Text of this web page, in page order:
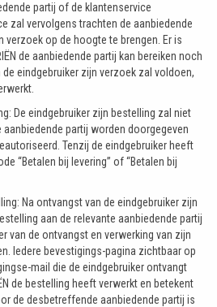
partij of de klantenservice
zal vervolgens trachten de aanbiedende
verzoek op de hoogte te brengen. Er is
de aanbiedende partij kan bereiken noch
eindgebruiker zijn verzoek zal voldoen,
De eindgebruiker zijn bestelling zal niet
partij worden doorgegeven
Tenzij de eindgebruiker heeft
“Betalen bij levering” of “Betalen bij
Na ontvangst van de eindgebruiker zijn
aan de relevante aanbiedende partij
van de ontvangst en verwerking van zijn
Iedere bevestigings-pagina zichtbaar op
mail die de eindgebruiker ontvangt
de bestelling heeft verwerkt en betekent
de desbetreffende aanbiedende partij is